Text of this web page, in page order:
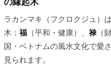
ラカンマキ（フクロクジュ）
木： 福 （平和・健康）、禄（
国・ベトナムの風水文化で愛
見られます。